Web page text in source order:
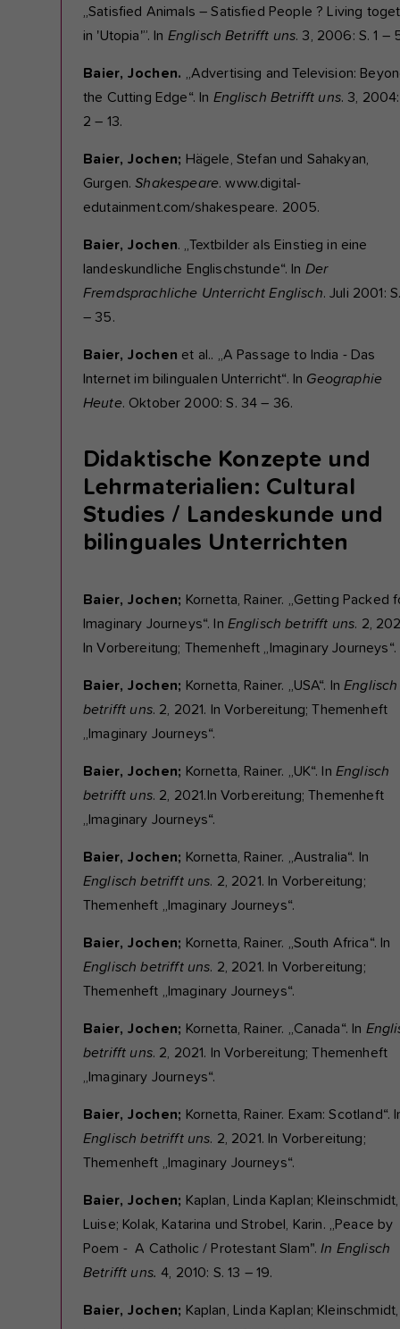
„Satisfied Animals – Satisfied People ? Living
in 'Utopia'”. In Englisch Betrifft uns. 3, 2006: S. 1 –
Baier, Jochen. „Advertising and Television:
the Cutting Edge“. In Englisch Betrifft uns. 3,
2 – 13.
Baier, Jochen; Hägele, Stefan und Sahakyan,
Gurgen.Shakespeare. www.digital-
edutainment.com/shakespeare. 2005.
Baier, Jochen. „Textbilder als Einstieg in eine
landeskundliche Englischstunde“. In Der
Fremdsprachliche Unterricht Englisch. Juli 2001:
– 35.
Baier, Jochen et al.. „A Passage to India - Das
Internet im bilingualen Unterricht“. In Geographie
Heute. Oktober 2000: S. 34 – 36.
Didaktische Konzepte und
Lehrmaterialien: Cultural
Studies / Landeskunde und
bilinguales Unterrichten
Baier, Jochen; Kornetta, Rainer. „Getting Packed
Imaginary Journeys“. In Englisch betrifft uns. 2,
In Vorbereitung; Themenheft „Imaginary Journeys“.
Baier, Jochen; Kornetta, Rainer. „USA“. InEnglisch
betrifft uns. 2, 2021. In Vorbereitung; Themenheft
„Imaginary Journeys“.
Baier, Jochen; Kornetta, Rainer. „UK“. In Englisch
betrifft uns. 2, 2021.In Vorbereitung; Themenheft
„Imaginary Journeys“.
Baier, Jochen; Kornetta, Rainer. „Australia“. In
Englisch betrifft uns. 2, 2021. In Vorbereitung;
Themenheft „Imaginary Journeys“.
Baier, Jochen; Kornetta, Rainer. „South Africa“. In
Englisch betrifft uns. 2, 2021. In Vorbereitung;
Themenheft „Imaginary Journeys“.
Baier, Jochen; Kornetta, Rainer. „Canada“. In
betrifft uns. 2, 2021. In Vorbereitung; Themenheft
„Imaginary Journeys“.
Baier, Jochen; Kornetta, Rainer. Exam: Scotland“.
Englisch betrifft uns. 2, 2021. In Vorbereitung;
Themenheft „Imaginary Journeys“.
Baier, Jochen; Kaplan, Linda Kaplan; Kleinschmidt,
Luise; Kolak, Katarina und Strobel, Karin. „Peace by
Poem - A Catholic / Protestant Slam".In Englisch
Betrifft uns. 4, 2010: S. 13 – 19.
Baier, Jochen; Kaplan, Linda Kaplan; Kleinschmidt,